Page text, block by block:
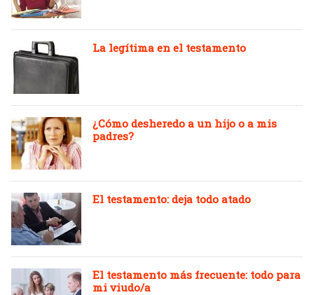
La legítima en el testamento
¿Cómo desheredo a un hijo o a mis
padres?
El testamento: deja todo atado
El testamento más frecuente: todo para
mi viudo/a